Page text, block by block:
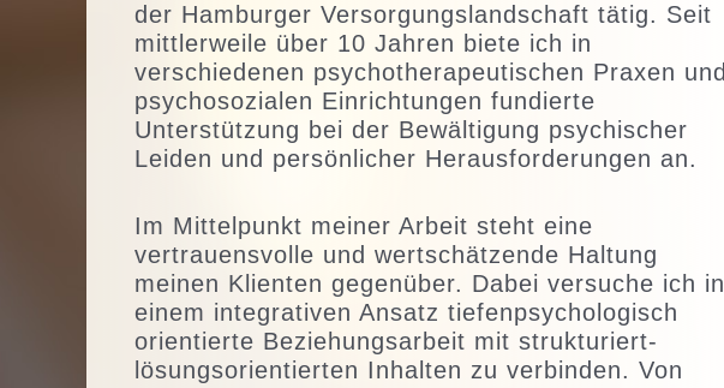
der Hamburger Versorgungslandschaft tätig. Seit
mittlerweile über 10 Jahren biete ich in
verschiedenen psychotherapeutischen Praxen und
psychosozialen Einrichtungen fundierte
Unterstützung bei der Bewältigung psychischer
Leiden und persönlicher Herausforderungen an.
Im Mittelpunkt meiner Arbeit steht eine
vertrauensvolle und wertschätzende Haltung
meinen Klienten gegenüber. Dabei versuche ich in
einem integrativen Ansatz tiefenpsychologisch
orientierte Beziehungsarbeit mit strukturiert-
lösungsorientierten Inhalten zu verbinden. Von